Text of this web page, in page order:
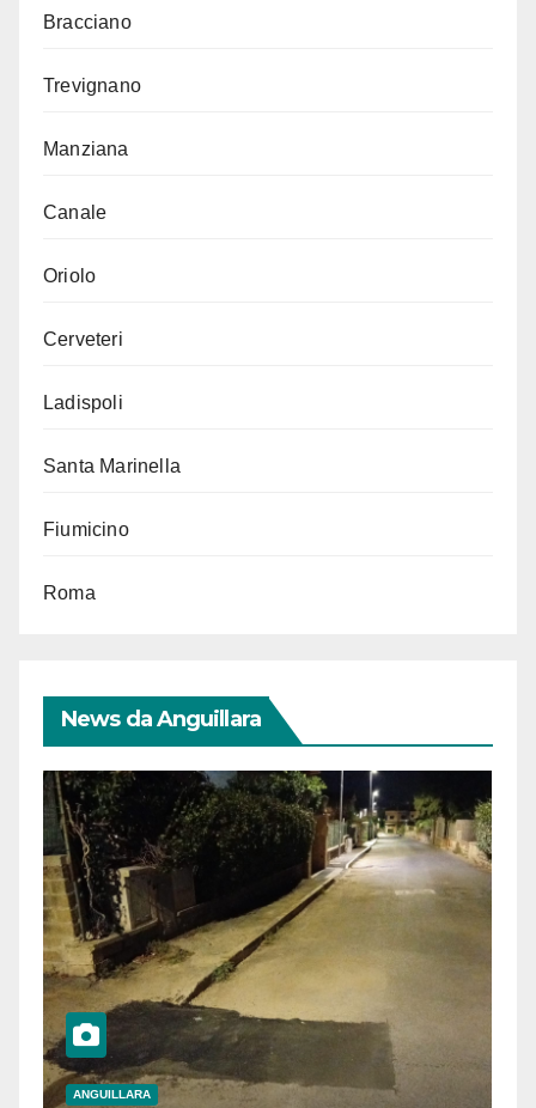
Bracciano
Trevignano
Manziana
Canale
Oriolo
Cerveteri
Ladispoli
Santa Marinella
Fiumicino
Roma
News da Anguillara
ANGUILLARA